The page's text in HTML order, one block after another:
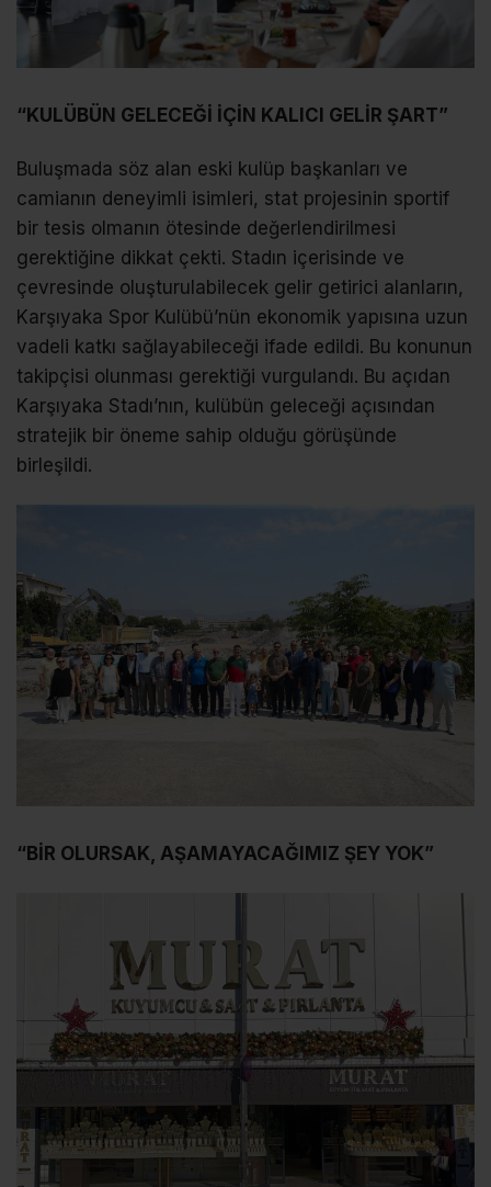
“KULÜBÜN GELECEĞİ İÇİN KALICI GELİR ŞART”
Buluşmada söz alan eski kulüp başkanları ve
camianın deneyimli isimleri, stat projesinin sportif
bir tesis olmanın ötesinde değerlendirilmesi
gerektiğine dikkat çekti. Stadın içerisinde ve
çevresinde oluşturulabilecek gelir getirici alanların,
Karşıyaka Spor Kulübü’nün ekonomik yapısına uzun
vadeli katkı sağlayabileceği ifade edildi. Bu konunun
takipçisi olunması gerektiği vurgulandı. Bu açıdan
Karşıyaka Stadı’nın, kulübün geleceği açısından
stratejik bir öneme sahip olduğu görüşünde
birleşildi.
“BİR OLURSAK, AŞAMAYACAĞIMIZ ŞEY YOK”